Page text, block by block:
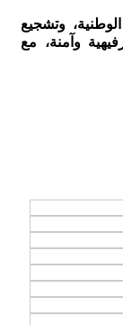
وتشجيع
وآمنة، مع